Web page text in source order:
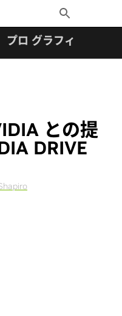
Toggle
Search
プロ グラフィックス
との提
DRIVE